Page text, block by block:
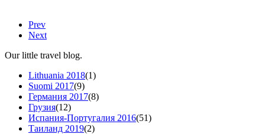
Prev
Next
Our little travel blog.
Lithuania 2018(1)
Suomi 2017(9)
Германия 2017(8)
Грузия(12)
Испания-Португалия 2016(51)
Таиланд 2019(2)